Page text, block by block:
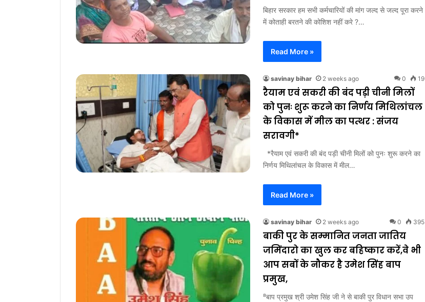
बिहार सरकार हम सभी कर्मचारियों की मांग जल्द से जल्द पूरा करने
में कोताही बरतने की कोशिश नहीं करे ?…
Read More »
savinay bihar 2 weeks ago 0 19
रैयाम एवं सकरी की बंद पड़ी चीनी मिलों
को पुनः शुरू करने का निर्णय मिथिलांचल
के विकास में मील का पत्थर : संजय
सरावगी*
*रैयाम एवं सकरी की बंद पड़ी चीनी मिलों को पुनः शुरू करने का
निर्णय मिथिलांचल के विकास में मील…
Read More »
savinay bihar 2 weeks ago 0 395
बाकी पुर के सम्मानित जनता जातिय
जमिंदारो का खुल कर बहिष्कार करें,वे भी
आप सबों के नौकर है उमेश सिंह बाप
प्रमुख,
⁸बाप प्रमुख श्री उमेश सिंह जी ने से बाकी पुर विधान सभा उप